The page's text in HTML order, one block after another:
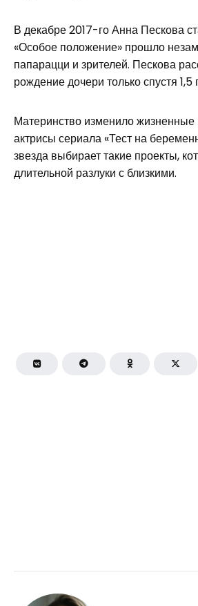
В декабре 2017-го Анна Пескова
«Особое положение» прошло
папарацци и зрителей. Пескова
рождение дочери только спустя 1,5
Материнство изменило жизненные
актрисы сериала «Тест на
звезда выбирает такие проекты,
длительной разлуки с близкими.